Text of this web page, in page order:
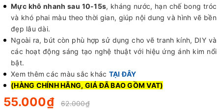
Mực khô nhanh sau 10-15s, kháng nước, hạn chế bong tróc
và khó phai màu theo thời gian, giúp nội dung và hình vẽ bền
đẹp lâu dài.
Ngoài ra, bút còn phù hợp sử dụng cho vẽ tranh kính, DIY và
các hoạt động sáng tạo nghệ thuật với hiệu ứng ánh kim nổi
bật.
Xem thêm các màu sắc khác TẠI ĐÂY
(HÀNG CHÍNH HÃNG, GIÁ ĐÃ BAO GỒM VAT)
55.000₫
62.000₫